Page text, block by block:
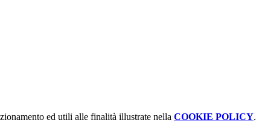
ed utili alle finalità illustrate nella COOKIE POLICY.